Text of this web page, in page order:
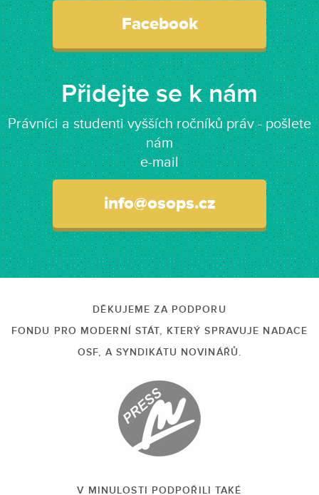
Facebook
Přidejte se k nám
Právníci a studenti vyšších ročníků práv - pošlete
nám
e-mail
info@osops.cz
DĚKUJEME ZA PODPORU
FONDU PRO MODERNÍ STÁT, KTERÝ SPRAVUJE NADACE
OSF, A SYNDIKÁTU NOVINÁŘŮ.
V MINULOSTI PODPOŘILI TAKÉ